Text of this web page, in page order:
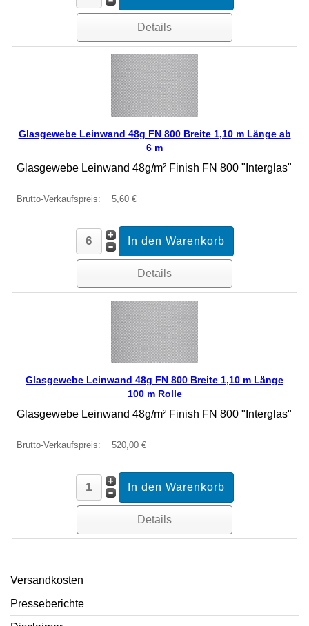
Details
Glasgewebe Leinwand 48g FN 800 Breite 1,10 m Länge ab
6 m
Glasgewebe Leinwand 48g/m² Finish FN 800 "Interglas"
Brutto-Verkaufspreis: 5,60 €
Details
Glasgewebe Leinwand 48g FN 800 Breite 1,10 m Länge
100 m Rolle
Glasgewebe Leinwand 48g/m² Finish FN 800 "Interglas"
Brutto-Verkaufspreis: 520,00 €
Details
Versandkosten
Presseberichte